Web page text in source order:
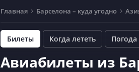
Главная Барселона – куда угодно
Билеты Когда лететь Погода
Авиабилеты из